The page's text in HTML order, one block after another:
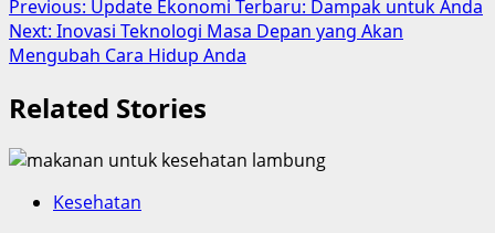
Post
navigation
Previous: Update Ekonomi Terbaru: Dampak untuk Anda
Next: Inovasi Teknologi Masa Depan yang Akan
Mengubah Cara Hidup Anda
Related Stories
Kesehatan